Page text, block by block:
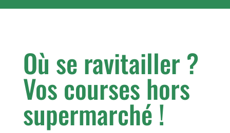
Où se ravitailler ?
Vos courses hors
supermarché !